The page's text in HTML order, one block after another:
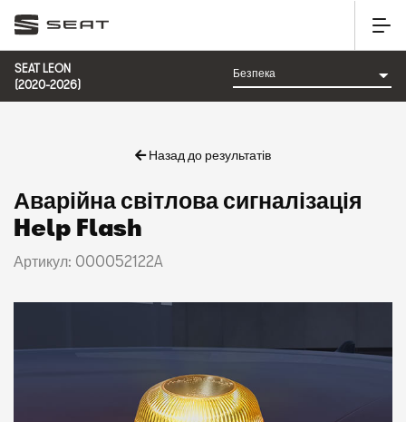
SEAT LEON
(2020-2026)
Назад до результатів
Аварійна світлова сигналізація
Help Flash
Артикул: 000052122A